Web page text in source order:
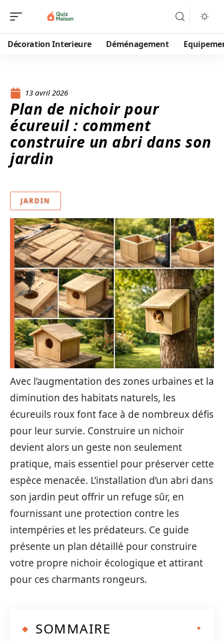
Décoration Interieure Déménagement
13 avril 2026
Plan de nichoir pour
écureuil : comment
construire un abri dans son
jardin
JARDIN
Avec l’augmentation des zones urbaines et la
diminution des habitats naturels, les
écureuils roux font face à de nombreux défis
pour leur survie. Construire un nichoir
devient alors un geste non seulement
pratique, mais essentiel pour préserver cette
espèce menacée. L’installation d’un abri dans
son jardin peut offrir un refuge sûr, en
fournissant une protection contre les
intempéries et les prédateurs. Ce guide
présente un plan détaillé pour construire
votre propre nichoir écologique et attirant
pour ces charmants rongeurs.
SOMMAIRE